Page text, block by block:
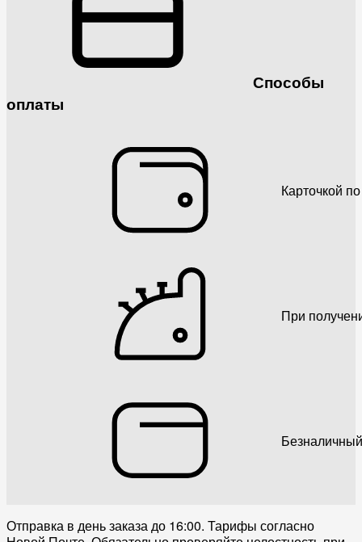
Способы
оплаты
Карточкой
При
Отправка в день заказа до 16:00. Тарифы согласно